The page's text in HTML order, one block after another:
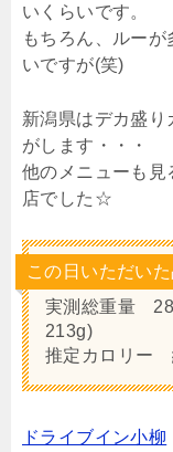
いくらいです。
もちろん、ルー
いですが(笑)
新潟県はデカ盛
がします・・・
他のメニューも見
店でした☆
この日いただい
実測総重量
213g)
推定カロリー
ドライブイン小柳